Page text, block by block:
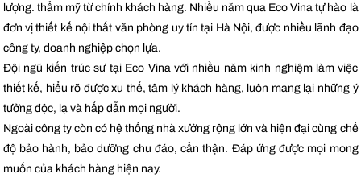
lượng. thẩm mỹ từ chính khách hàng. Nhiều năm qua Eco Vina tự hào là
đơn vị thiết kế nội thất văn phòng uy tín tại Hà Nội, được nhiều lãnh đạo
công ty, doanh nghiệp chọn lựa.
Đội ngũ kiến trúc sư tại Eco Vina với nhiều năm kinh nghiệm làm việc
thiết kế, hiểu rõ được xu thế, tâm lý khách hàng, luôn mang lại những ý
tưởng độc, lạ và hấp dẫn mọi người.
Ngoài công ty còn có hệ thống nhà xưởng rộng lớn và hiện đại cùng chế
độ bảo hành, bảo dưỡng chu đáo, cẩn thận. Đáp ứng được mọi mong
muốn của khách hàng hiện nay.